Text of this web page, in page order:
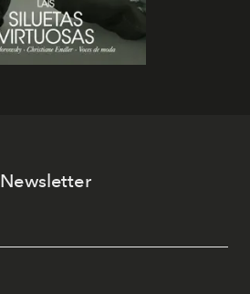
Newsletter